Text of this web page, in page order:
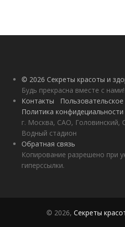
© 2026 Секреты красоты и
Будь прекрасна вместе с нами!
Контакты
Политика конфидециальности
г. Москва, САО, Головинский,
Водный стадион
Обратная связь
Копирование разрешено при
гиперссылки.
© 2026, Секреты